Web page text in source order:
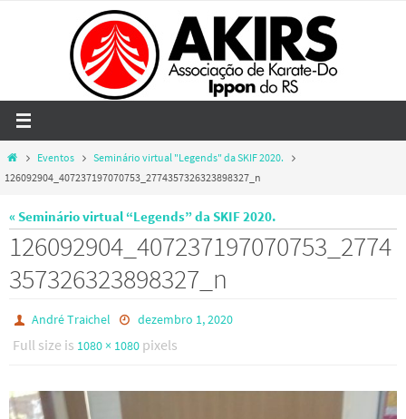
HomeEventos
Seminário virtual "Legends" da SKIF 2020.
126092904_407237197070753_2774357326323898327_n
« Seminário virtual “Legends” da SKIF 2020.
126092904_407237197070753_2774
357326323898327_n
André Traichel dezembro 1, 2020
Full size is 1080 × 1080 pixels